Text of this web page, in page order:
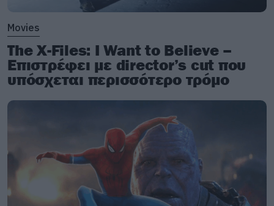
Movies
The X-Files: I Want to Believe –
Επιστρέφει με director’s cut που
υπόσχεται περισσότερο τρόμο